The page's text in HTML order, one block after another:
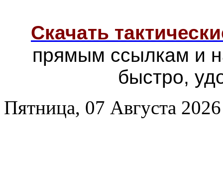
Скачать
прямым ссылкам и
быстро,
Пятница, 07 Августа 2026